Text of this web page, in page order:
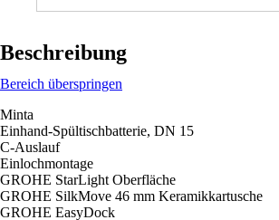
Beschreibung
Bereich überspringen
Minta
Einhand-Spültischbatterie, DN 15
C-Auslauf
Einlochmontage
GROHE StarLight Oberfläche
GROHE SilkMove 46 mm Keramikkartusche
GROHE EasyDock